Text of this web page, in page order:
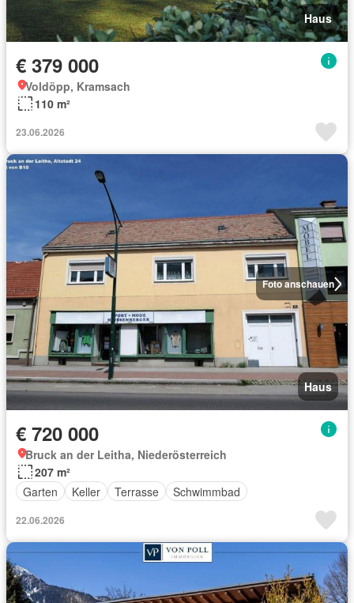
Haus
€ 379 000
Voldöpp, Kramsach
110 m²
23.06.2026
Foto anschauen
Haus
€ 720 000
Bruck an der Leitha, Niederösterreich
207 m²
Garten
Keller Terrasse Schwimmbad
22.06.2026